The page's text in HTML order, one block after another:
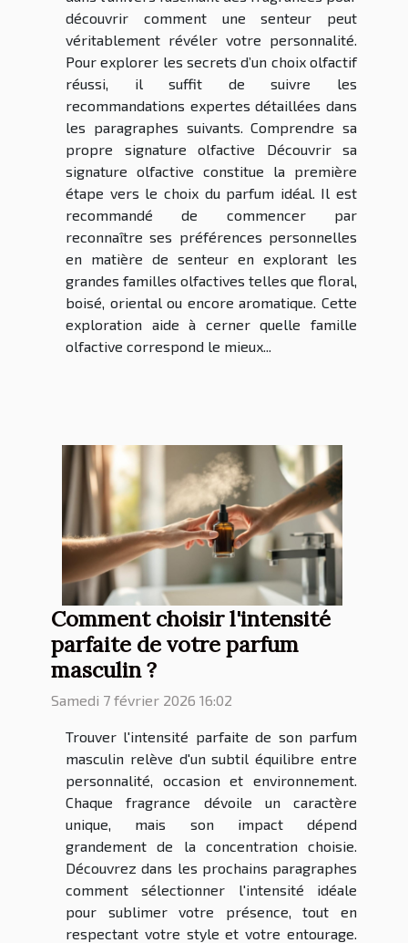
découvrir comment une senteur peut
véritablement révéler votre personnalité.
Pour explorer les secrets d’un choix olfactif
réussi, il suffit de suivre les
recommandations expertes détaillées dans
les paragraphes suivants. Comprendre sa
propre signature olfactive Découvrir sa
signature olfactive constitue la première
étape vers le choix du parfum idéal. Il est
recommandé de commencer par
reconnaître ses préférences personnelles
en matière de senteur en explorant les
grandes familles olfactives telles que floral,
boisé, oriental ou encore aromatique. Cette
exploration aide à cerner quelle famille
olfactive correspond le mieux...
Comment choisir l'intensité
parfaite de votre parfum
masculin ?
Samedi 7 février 2026 16:02
Trouver l'intensité parfaite de son parfum
masculin relève d'un subtil équilibre entre
personnalité, occasion et environnement.
Chaque fragrance dévoile un caractère
unique, mais son impact dépend
grandement de la concentration choisie.
Découvrez dans les prochains paragraphes
comment sélectionner l'intensité idéale
pour sublimer votre présence, tout en
respectant votre style et votre entourage.